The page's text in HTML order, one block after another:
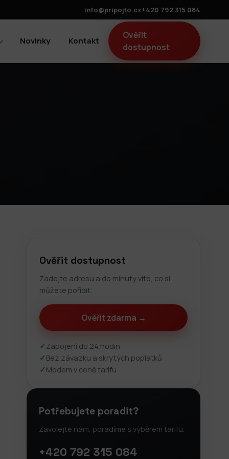
info@pripojto.cz+420 792 315 084
Novinky Kontakt
Ověřit
dostupnost
Ověřit dostupnost
Zadejte adresu a do minuty víte, co si
můžete pořídit.
Ověřit zdarma →
✓Zapojení do 24 hodin
✓Bez závazku a skrytých poplatků
✓Modem v ceně tarifu
Potřebujete poradit?
Zavolejte nám, poradíme s výběrem tarifu.
+420 792 315 084